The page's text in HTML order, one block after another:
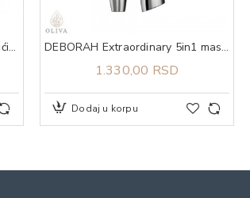
Biolage Scalp Sync pročišćavajući šampon 250 ml DEBORAH Extraordinary 5in1 maskara
1.330,00 RSD
Dodaj u korpu